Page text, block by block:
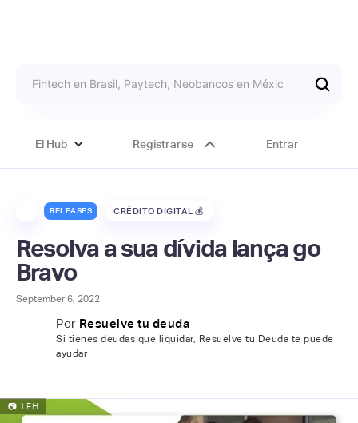
El Hub Registrarse Entrar
RELEASES CRÉDITO DIGITAL 💰
Resolva a sua dívida lança go
Bravo
September 6, 2022
Por Resuelve tu deuda
Si tienes deudas que liquidar, Resuelve tu Deuda te puede
ayudar
📷 LFH